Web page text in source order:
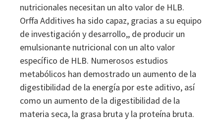
nutricionales necesitan un alto valor de HLB.
Orffa Additives ha sido capaz, gracias a su equipo
de investigación y desarrollo,, de producir un
emulsionante nutricional con un alto valor
específico de HLB. Numerosos estudios
metabólicos han demostrado un aumento de la
digestibilidad de la energía por este aditivo, así
como un aumento de la digestibilidad de la
materia seca, la grasa bruta y la proteína bruta.